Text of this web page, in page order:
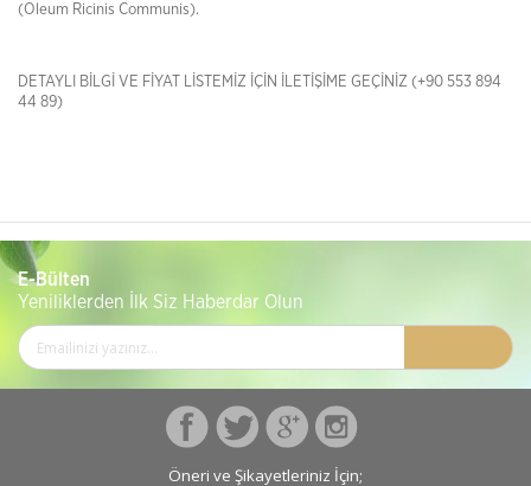
(Oleum Ricinis Communis).
DETAYLI BİLGİ VE FİYAT LİSTEMİZ İÇİN İLETİŞİME GEÇİNİZ (+90 553 894
44 89)
E-Bülten
Yeniliklerden İlk Siz Haberdar Olun
Öneri ve Şikayetleriniz İçin;